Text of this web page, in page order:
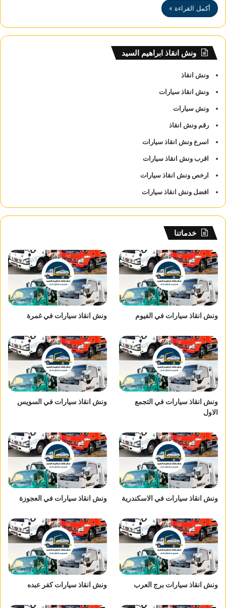
أكمل القراءة »
ونش انقاذ ابراهيم السيد
ونش انقاذ
ونش انقاذ سيارات
ونش سيارات
رقم ونش انقاذ
اسرع ونش انقاذ سيارات
اقرب ونش انقاذ سيارات
ارخص ونش انقاذ سيارات
افضل ونش انقاذ سيارات
خدماتنا
ونش انقاذ سيارات في الفيوم ونش انقاذ سيارات في غمرة
ونش انقاذ سيارات في التجمع
الاول
ونش انقاذ سيارات في السويس
ونش انقاذ سيارات في الاسكندرية ونش انقاذ سيارات في العجوزة
ونش انقاذ سيارات برج العرب ونش انقاذ سيارات كفر عبده